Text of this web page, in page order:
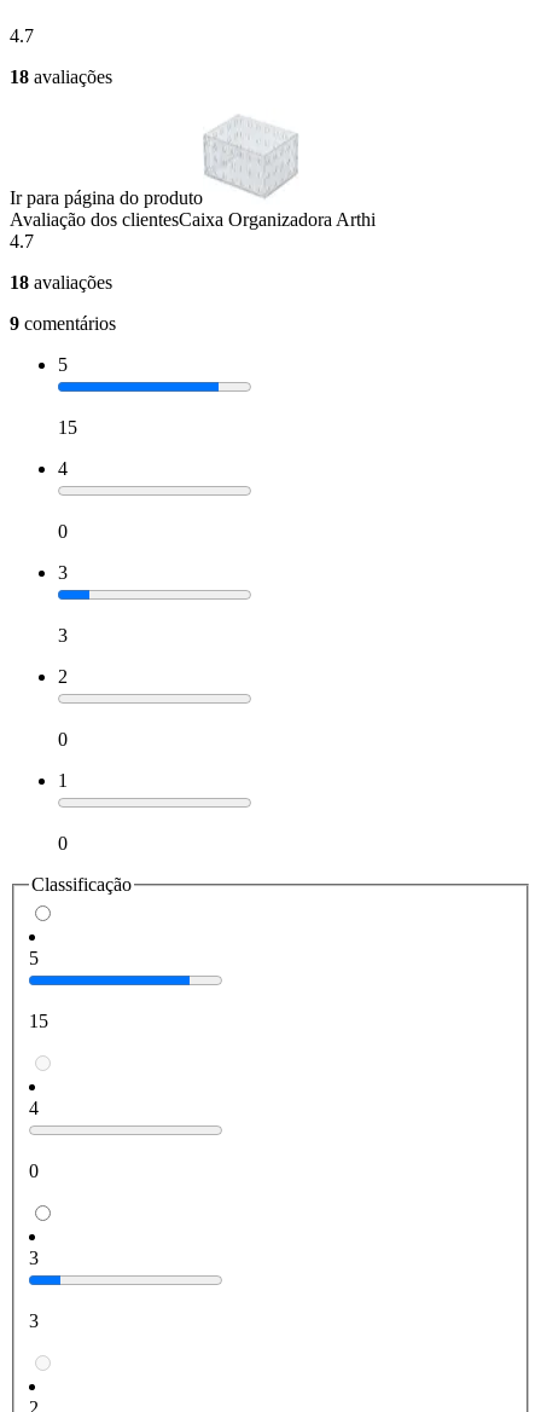
4.7
18 avaliações
Ir para página do produto
Avaliação dos clientesCaixa Organizadora Arthi
4.7
18 avaliações
9 comentários
5
15
4
0
3
3
2
0
1
0
Classificação
5
15
4
0
3
3